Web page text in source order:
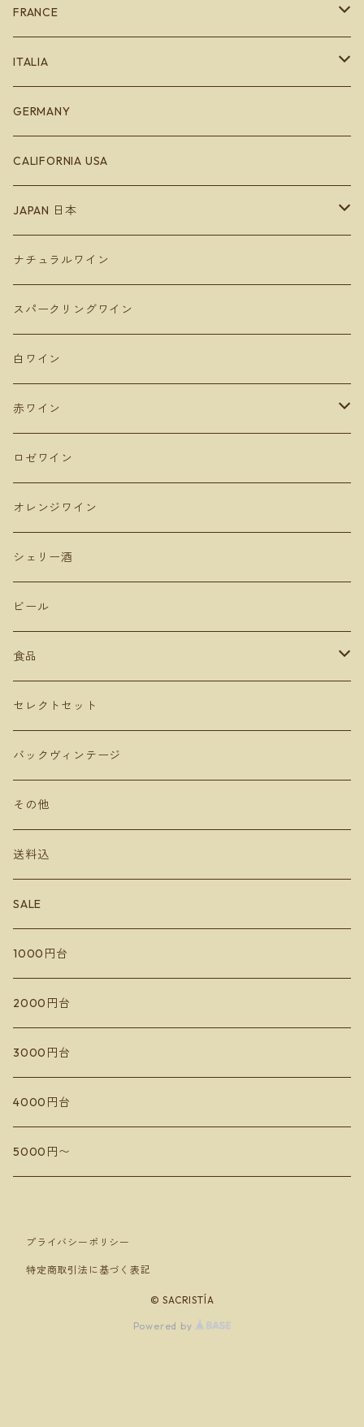
カタルーニャ地方
バスク地方
Bodegas Loli Casado
リオハ
Bodegas Loli Casado
ガリシア地方
Raúl Pérez
バレンシア地方
ラ・マンチャ地方
アンダルシア地方
マドリード
シエラ・デ・グレドス
Uvas Felices COMANDO G
アラゴン
ムルシア
FRANCE
ブルゴーニュ
ボルドー
ラングドッグ
アルザス
ジュラ
ITALIA
エミリオロマーニャ
GERMANY
CALIFORNIA USA
JAPAN 日本
Hokkaido 北海道
Domaine Takahiko ドメーヌタカヒコ
De Montille & Hokkaido ドモンティーユ
Lowbrow Craft
リタファーム&ワイナリー
千歳ワイナリー
宮本ヴィンヤード
10R Winery
イレンカ
蘭越いとう農園
Hokkaido SPACE Winery マロワインズ
Domaine Mizuki Nakai ミズキ ナカイ
青森
サンマモルワイナリー
新潟
ドメーヌショオ
カーブドッチ
山形
タケダワイナリー
長野
マンズワイン 小諸ワイナリー
テールドシエル
ルナピエナ
アビーズバインズ
Les Vins Debrouillards
Sail the ship vineyard
小嶋屋
山梨
ドメーヌヒデ
くらむぼん
岡山
コルトラーダ
大分
安心院ワイナリー
ナチュラルワイン
スパークリングワイン
白ワイン
赤ワイン
ピノ・ノワール
ガルナッチャ グルナッシュ
メルロー
プルサール
カベルネソービニョン
カベルネフラン
ロゼワイン
オレンジワイン
シェリー酒
ビール
食品
オリーブオイル
ビネガー
チーズ
セレクトセット
バックヴィンテージ
その他
送料込
SALE
1000円台
2000円台
3000円台
4000円台
5000円〜
プライバシーポリシー
特定商取引法に基づく表記
© SACRISTÍA
Powered by